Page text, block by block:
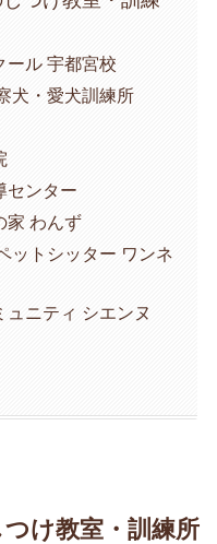
ール 宇都宮校
犬・愛犬訓練所
センター
家 わんず
ットシッター ワンネ
ニティ シエンヌ
け教室・訓練所